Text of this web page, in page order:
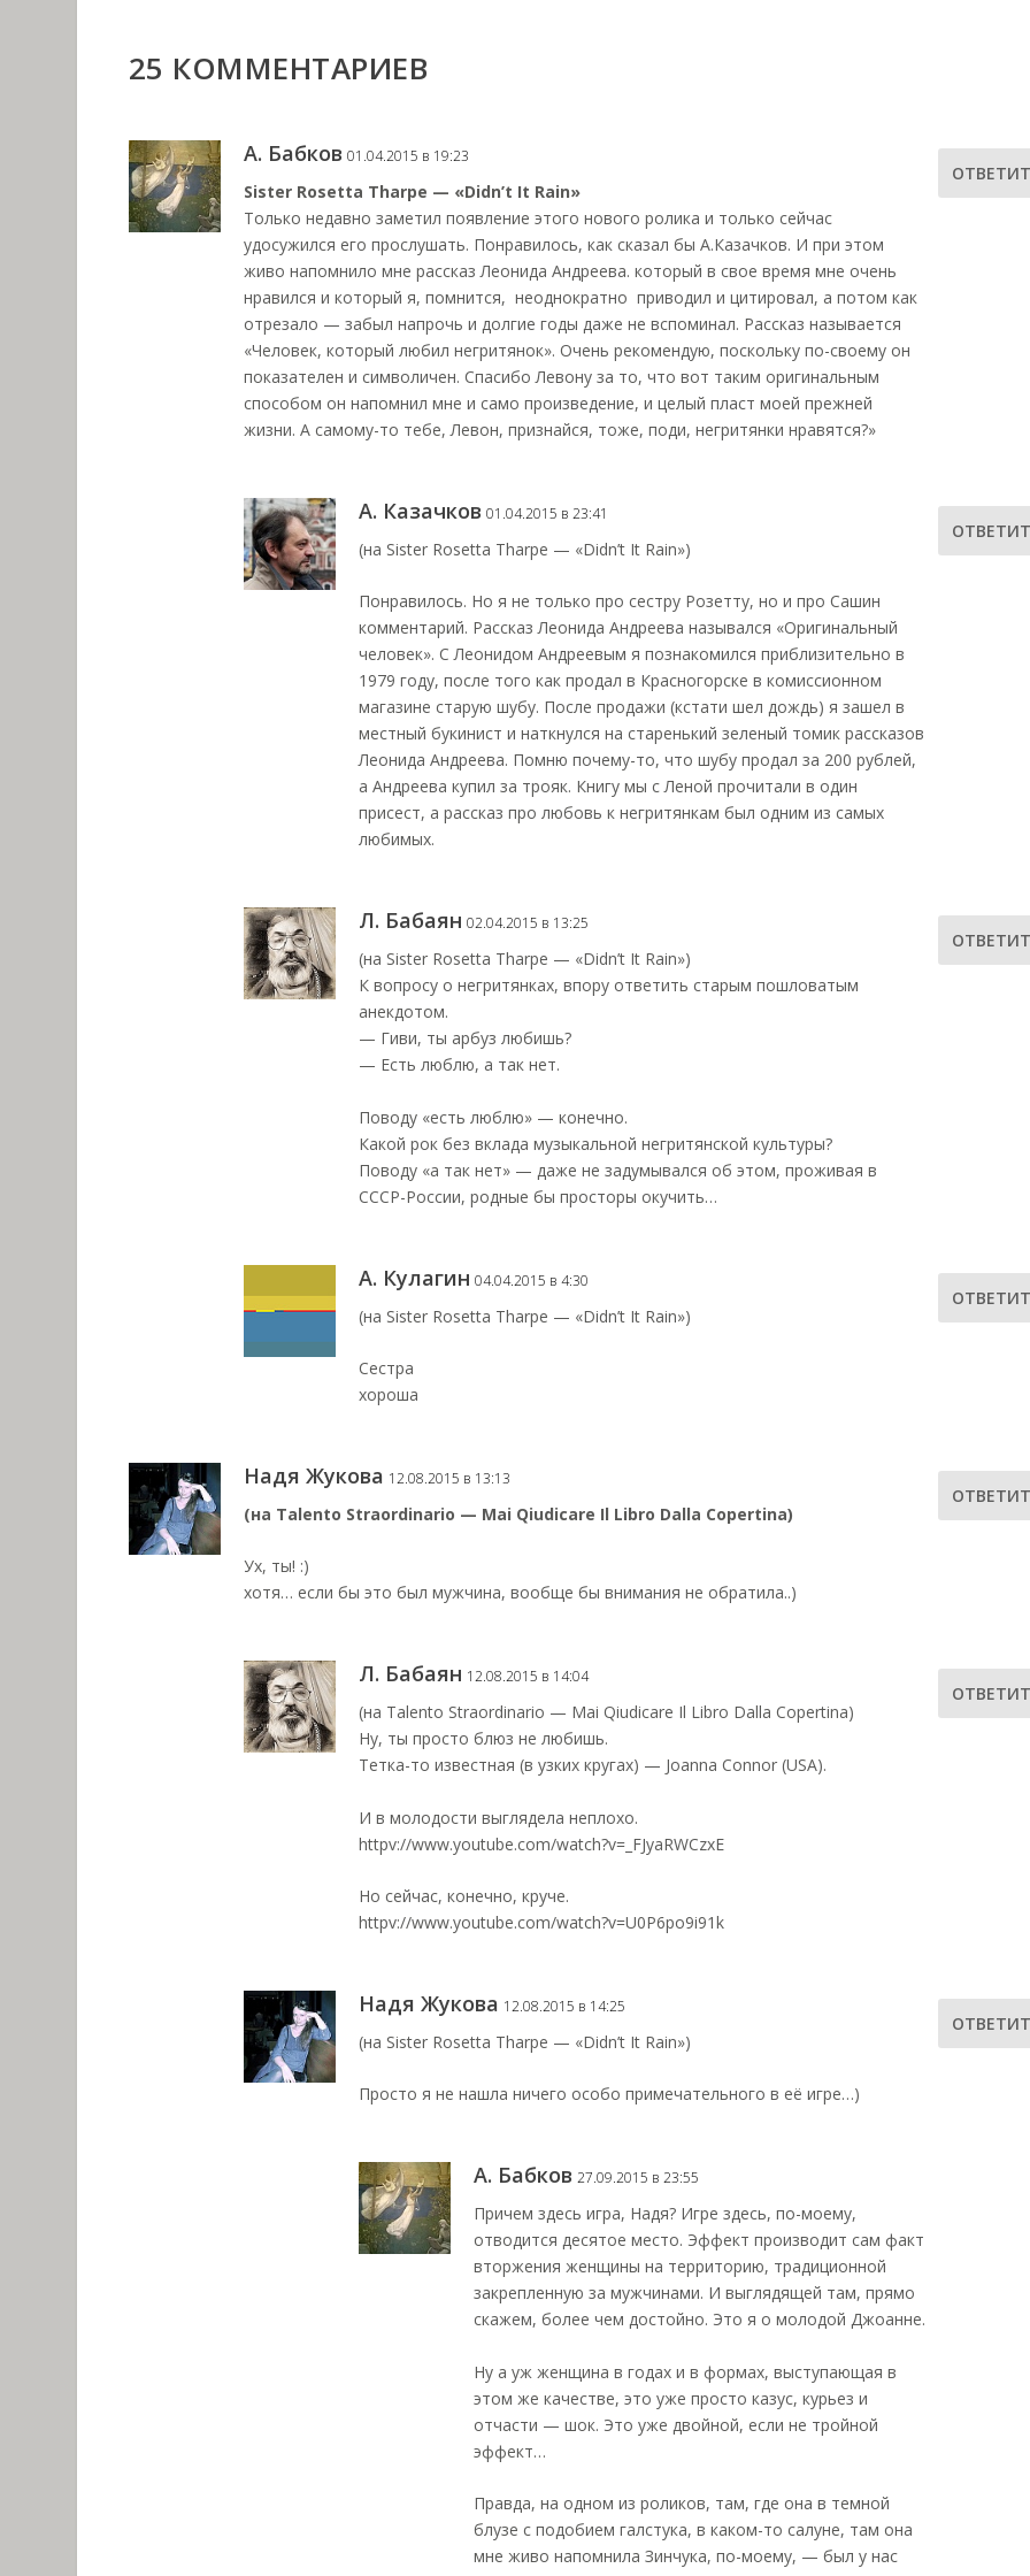
25 КОММЕНТАРИЕВ
А. Бабков 01.04.2015 в 19:23
Sister Rosetta Tharpe — «Didn’t It Rain»
Только недавно заметил появление этого нового ролика и только сейчас
удосужился его прослушать. Понравилось, как сказал бы А.Казачков. И при этом
живо напомнило мне рассказ Леонида Андреева. который в свое время мне очень
нравился и который я, помнится, неоднократно приводил и цитировал, а потом как
отрезало — забыл напрочь и долгие годы даже не вспоминал. Рассказ называется
«Человек, который любил негритянок». Очень рекомендую, поскольку по-своему он
показателен и символичен. Спасибо Левону за то, что вот таким оригинальным
способом он напомнил мне и само произведение, и целый пласт моей прежней
жизни. А самому-то тебе, Левон, признайся, тоже, поди, негритянки нравятся?»
А. Казачков 01.04.2015 в 23:41
(на Sister Rosetta Tharpe — «Didn’t It Rain»)
Понравилось. Но я не только про сестру Розетту, но и про Сашин
комментарий. Рассказ Леонида Андреева назывался «Оригинальный
человек». С Леонидом Андреевым я познакомился приблизительно в
1979 году, после того как продал в Красногорске в комиссионном
магазине старую шубу. После продажи (кстати шел дождь) я зашел в
местный букинист и наткнулся на старенький зеленый томик рассказов
Леонида Андреева. Помню почему-то, что шубу продал за 200 рублей,
а Андреева купил за трояк. Книгу мы с Леной прочитали в один
присест, а рассказ про любовь к негритянкам был одним из самых
любимых.
Л. Бабаян 02.04.2015 в 13:25
(на Sister Rosetta Tharpe — «Didn’t It Rain»)
К вопросу о негритянках, впору ответить старым пошловатым
анекдотом.
— Гиви, ты арбуз любишь?
— Есть люблю, а так нет.
Поводу «есть люблю» — конечно.
Какой рок без вклада музыкальной негритянской культуры?
Поводу «а так нет» — даже не задумывался об этом, проживая в
СССР-России, родные бы просторы окучить…
А. Кулагин 04.04.2015 в 4:30
(на Sister Rosetta Tharpe — «Didn’t It Rain»)
Сестра
хороша
Надя Жукова 12.08.2015 в 13:13
(на Talento Straordinario — Mai Qiudicare Il Libro Dalla Copertina)
Ух, ты! :)
хотя… если бы это был мужчина, вообще бы внимания не обратила..)
Л. Бабаян 12.08.2015 в 14:04
(на Talento Straordinario — Mai Qiudicare Il Libro Dalla Copertina)
Ну, ты просто блюз не любишь.
Тетка-то известная (в узких кругах) — Joanna Connor (USA).
И в молодости выглядела неплохо.
httpv://www.youtube.com/watch?v=_FJyaRWCzxE
Но сейчас, конечно, круче.
httpv://www.youtube.com/watch?v=U0P6po9i91k
Надя Жукова 12.08.2015 в 14:25
(на Sister Rosetta Tharpe — «Didn’t It Rain»)
Просто я не нашла ничего особо примечательного в её игре…)
А. Бабков 27.09.2015 в 23:55
Причем здесь игра, Надя? Игре здесь, по-моему,
отводится десятое место. Эффект производит сам факт
вторжения женщины на территорию, традиционной
закрепленную за мужчинами. И выглядящей там, прямо
скажем, более чем достойно. Это я о молодой Джоанне.
Ну а уж женщина в годах и в формах, выступающая в
этом же качестве, это уже просто казус, курьез и
отчасти — шок. Это уже двойной, если не тройной
эффект…
Правда, на одном из роликов, там, где она в темной
блузе с подобием галстука, в каком-то салуне, там она
мне живо напомнила Зинчука, по-моему, — был у нас